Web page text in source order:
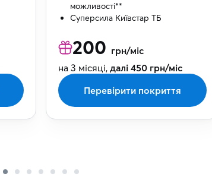
можливості**
Суперсила Київстар ТБ
200 грн/міс
на 3 місяці, далі 450 грн/міс
Перевірити покриття